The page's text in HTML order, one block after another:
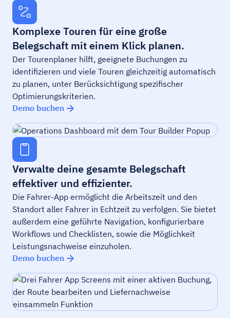
Komplexe Touren für eine große
Belegschaft mit einem Klick planen.
Der Tourenplaner hilft, geeignete Buchungen zu
identifizieren und viele Touren gleichzeitig automatisch
zu planen, unter Berücksichtigung spezifischer
Optimierungskriterien.
Demo buchen
Verwalte deine gesamte Belegschaft
effektiver und effizienter.
Die Fahrer-App ermöglicht die Arbeitszeit und den
Standort aller Fahrer in Echtzeit zu verfolgen. Sie bietet
außerdem eine geführte Navigation, konfigurierbare
Workflows und Checklisten, sowie die Möglichkeit
Leistungsnachweise einzuholen.
Demo buchen